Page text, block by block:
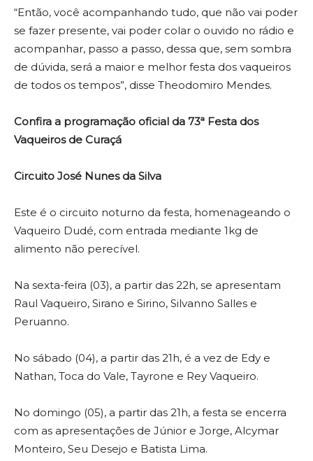
“Então, você acompanhando tudo, que não vai poder
se fazer presente, vai poder colar o ouvido no rádio e
acompanhar, passo a passo, dessa que, sem sombra
de dúvida, será a maior e melhor festa dos vaqueiros
de todos os tempos”, disse Theodomiro Mendes.
Confira a programação oficial da 73ª Festa dos
Vaqueiros de Curaçá
Circuito José Nunes da Silva
Este é o circuito noturno da festa, homenageando o
Vaqueiro Dudé, com entrada mediante 1kg de
alimento não perecível.
Na sexta-feira (03), a partir das 22h, se apresentam
Raul Vaqueiro, Sirano e Sirino, Silvanno Salles e
Peruanno.
No sábado (04), a partir das 21h, é a vez de Edy e
Nathan, Toca do Vale, Tayrone e Rey Vaqueiro.
No domingo (05), a partir das 21h, a festa se encerra
com as apresentações de Júnior e Jorge, Alcymar
Monteiro, Seu Desejo e Batista Lima.